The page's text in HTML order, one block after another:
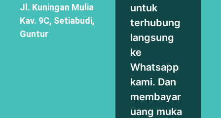
Jl. Kuningan Mulia
Kav. 9C, Setiabudi,
Guntur
untuk
terhubung
langsung
ke
Whatsapp
kami. Dan
membayar
uang muka